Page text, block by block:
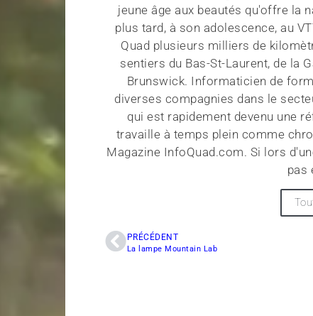
jeune âge aux beautés qu'offre la
plus tard, à son adolescence, au
Quad plusieurs milliers de
sentiers du Bas-St-Laurent, de la
Brunswick. Informaticien de
diverses compagnies dans le
qui est rapidement devenu une
travaille à temps plein comme
Magazine InfoQuad.com. Si lors
pas
PRÉCÉDENT
La lampe Mountain Lab